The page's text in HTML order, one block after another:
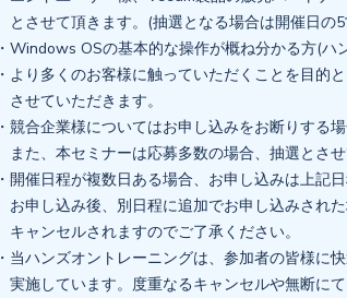
とさせて頂きます。(抽選となる場合は開催日の
・Windows OSの基本的な操作が概ね分かる方(
・より多くのお客様に触っていただくことを目的
させていただきます。
・競合企業様についてはお申し込みをお断りする場
また、本セミナーは応募多数の場合、抽選とさせ
・開催日程が複数日ある場合、お申し込みは上記
お申し込み後、別日程に追加でお申し込みされ
キャンセルされますのでご了承ください。
・当ハンズオントレーニングは、参加者の皆様に
実施しています。度重なるキャンセルや無断に